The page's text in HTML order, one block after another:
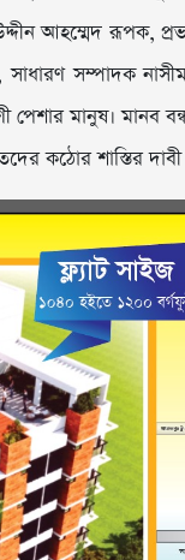
আহম্মেদ রূপক,
সম্পাদক
পেশার মানুষ। মানব
কঠোর শাস্তির দাবী